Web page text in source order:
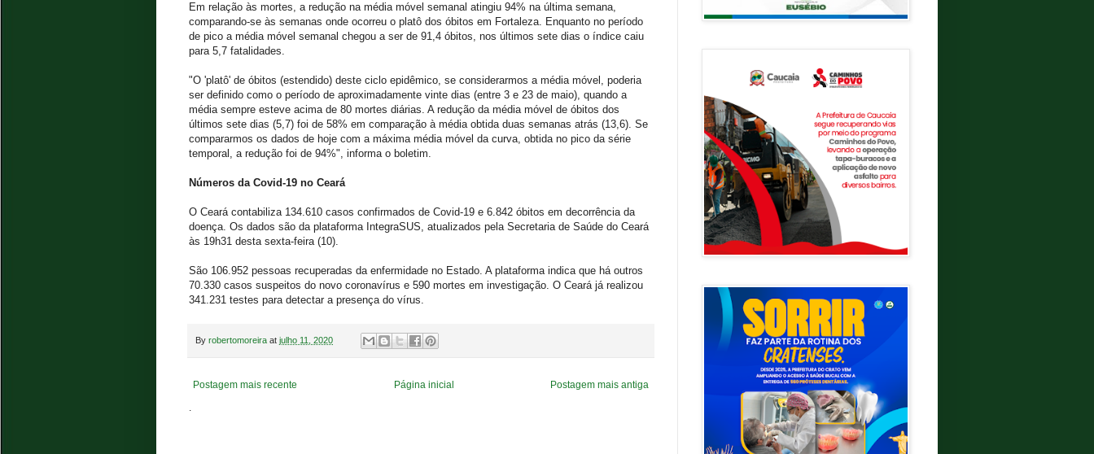
Em relação às mortes, a redução na média móvel semanal atingiu 94% na última semana,
comparando-se às semanas onde ocorreu o platô dos óbitos em Fortaleza. Enquanto no período
de pico a média móvel semanal chegou a ser de 91,4 óbitos, nos últimos sete dias o índice caiu
para 5,7 fatalidades.
"O 'platô' de óbitos (estendido) deste ciclo epidêmico, se considerarmos a média móvel, poderia
ser definido como o período de aproximadamente vinte dias (entre 3 e 23 de maio), quando a
média sempre esteve acima de 80 mortes diárias. A redução da média móvel de óbitos dos
últimos sete dias (5,7) foi de 58% em comparação à média obtida duas semanas atrás (13,6). Se
compararmos os dados de hoje com a máxima média móvel da curva, obtida no pico da série
temporal, a redução foi de 94%", informa o boletim.
Números da Covid-19 no Ceará
O Ceará contabiliza 134.610 casos confirmados de Covid-19 e 6.842 óbitos em decorrência da
doença. Os dados são da plataforma IntegraSUS, atualizados pela Secretaria de Saúde do Ceará
às 19h31 desta sexta-feira (10).
São 106.952 pessoas recuperadas da enfermidade no Estado. A plataforma indica que há outros
70.330 casos suspeitos do novo coronavírus e 590 mortes em investigação. O Ceará já realizou
341.231 testes para detectar a presença do vírus.
By robertomoreira at julho 11, 2020
Postagem mais recente Postagem mais antiga
Página inicial
.